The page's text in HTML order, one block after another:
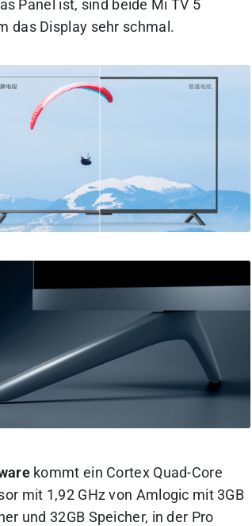
Panel ist, sind beide Mi TV 5
das Display sehr schmal.
kommt ein Cortex Quad-Core
mit 1,92 GHz von Amlogic mit 3GB
und 32GB Speicher, in der Pro